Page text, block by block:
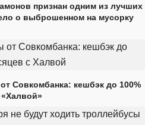
признан одним из лучших
о выброшенном на мусорку
Совкомбанка: кешбэк до 100%